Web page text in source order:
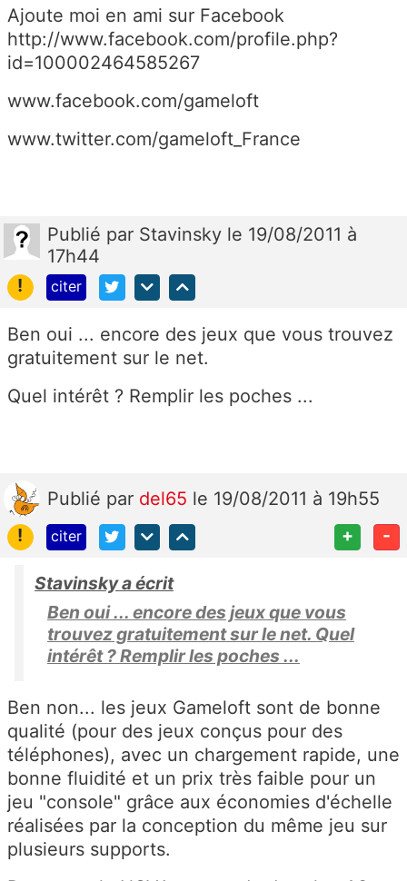
Ajoute moi en ami sur Facebook
http://www.facebook.com/profile.php?
id=100002464585267
www.facebook.com/gameloft
www.twitter.com/gameloft_France
Publié par Stavinsky le 19/08/2011 à
17h44
!
citer
Ben oui ... encore des jeux que vous trouvez
gratuitement sur le net.
Quel intérêt ? Remplir les poches ...
Publié par del65 le 19/08/2011 à 19h55
!
citer + -
Stavinsky a écrit
Ben oui ... encore des jeux que vous
trouvez gratuitement sur le net. Quel
intérêt ? Remplir les poches ...
Ben non... les jeux Gameloft sont de bonne
qualité (pour des jeux conçus pour des
téléphones), avec un chargement rapide, une
bonne fluidité et un prix très faible pour un
jeu "console" grâce aux économies d'échelle
réalisées par la conception du même jeu sur
plusieurs supports.